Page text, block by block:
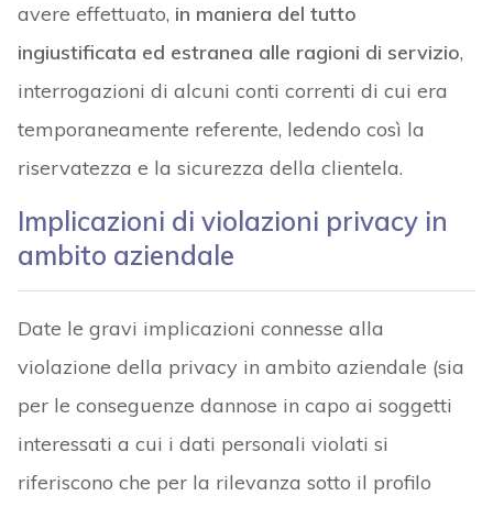
avere effettuato, in maniera del tutto
ingiustificata ed estranea alle ragioni di servizio,
interrogazioni di alcuni conti correnti di cui era
temporaneamente referente, ledendo così la
riservatezza e la sicurezza della clientela.
Implicazioni di violazioni privacy in
ambito aziendale
Date le gravi implicazioni connesse alla
violazione della privacy in ambito aziendale (sia
per le conseguenze dannose in capo ai soggetti
interessati a cui i dati personali violati si
riferiscono che per la rilevanza sotto il profilo